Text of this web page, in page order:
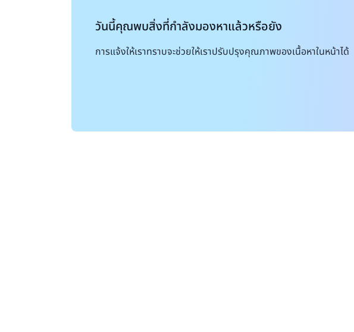
วันนี้คุณพบสิ่งที่กำลังมองหาแล้วหรือยัง
การแจ้งให้เราทราบจะช่วยให้เราปรับปรุงคุณภาพของเนื้อหาในหน้าได้